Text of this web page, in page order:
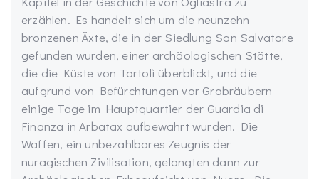
erzählen. Es handelt sich um die neunzehn
bronzenen Äxte, die in der Siedlung San Salvatore
gefunden wurden, einer archäologischen Stätte,
die die Küste von Tortolì überblickt, und die
aufgrund von Befürchtungen vor Grabräubern
einige Tage im Hauptquartier der Guardia di
Finanza in Arbatax aufbewahrt wurden. Die
Waffen, ein unbezahlbares Zeugnis der
nuragischen Zivilisation, gelangten dann zur